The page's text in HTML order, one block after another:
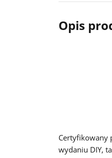
Opis
Certyfikowany
wydaniu DIY,